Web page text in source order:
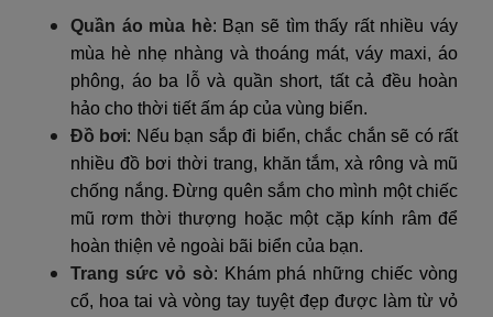
Quần áo mùa hè: Bạn sẽ tìm thấy rất nhiều váy
mùa hè nhẹ nhàng và thoáng mát, váy maxi, áo
phông, áo ba lỗ và quần short, tất cả đều hoàn
hảo cho thời tiết ấm áp của vùng biển.
Đồ bơi: Nếu bạn sắp đi biển, chắc chắn sẽ có rất
nhiều đồ bơi thời trang, khăn tắm, xà rông và mũ
chống nắng. Đừng quên sắm cho mình một chiếc
mũ rơm thời thượng hoặc một cặp kính râm để
hoàn thiện vẻ ngoài bãi biển của bạn.
Trang sức vỏ sò: Khám phá những chiếc vòng
cổ, hoa tai và vòng tay tuyệt đẹp được làm từ vỏ